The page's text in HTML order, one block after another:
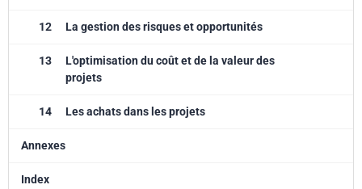
12 La gestion des risques et opportunités
13
L'optimisation du coût et de la valeur des
projets
14 Les achats dans les projets
Annexes
Index